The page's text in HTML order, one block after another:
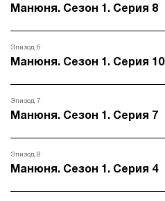
Манюня. Сезон 1. Серия 8
Эпизод 6
Манюня. Сезон 1. Серия 10
Эпизод 7
Манюня. Сезон 1. Серия 7
Эпизод 8
Манюня. Сезон 1. Серия 4